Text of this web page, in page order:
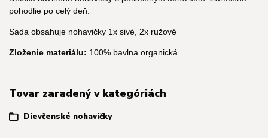
pohodlie po celý deň.
Sada obsahuje nohavičky 1x sivé, 2x ružové
Zloženie materiálu: 100% bavlna organická
Tovar zaradený v kategóriách
Dievčenské nohavičky